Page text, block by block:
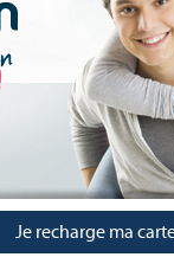
Je recharge ma